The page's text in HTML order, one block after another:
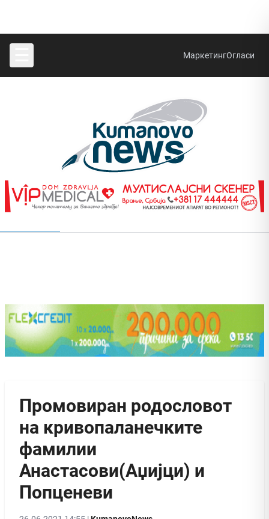
МаркетингОгласи
Промовиран родословот
на кривопаланечките
фамилии
Анастасови(Аџијци) и
Попценеви